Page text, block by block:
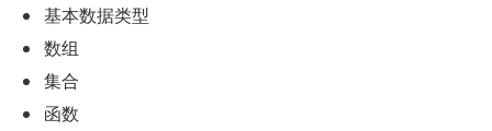
基本数据类型
数组
集合
函数